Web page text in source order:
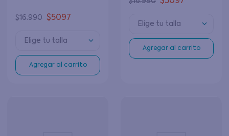
$16.990 $5097
Elige tu talla
Agregar al carrito
Elige tu talla
Agregar al carrito